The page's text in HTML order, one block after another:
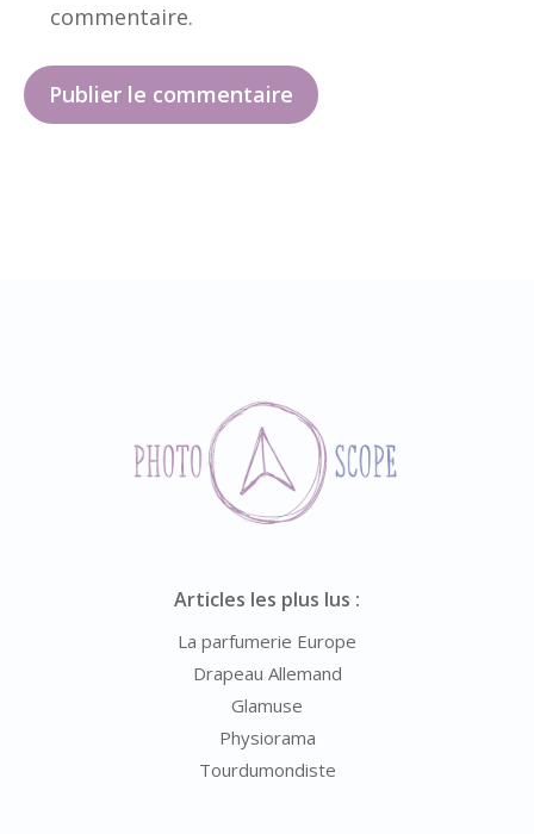
commentaire.
Articles les plus lus :
La parfumerie Europe
Drapeau Allemand
Glamuse
Physiorama
Tourdumondiste